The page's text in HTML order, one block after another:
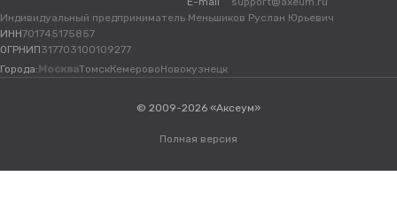
Индивидуальный предприниматель Меньшиков Руслан Юрьевич
ИНН701745175857
ОГРНИП317703100109277
Города: МоскваТомскКемеровоНовокузнецк
© 2009-2026 «Аксеум»
Полная версия